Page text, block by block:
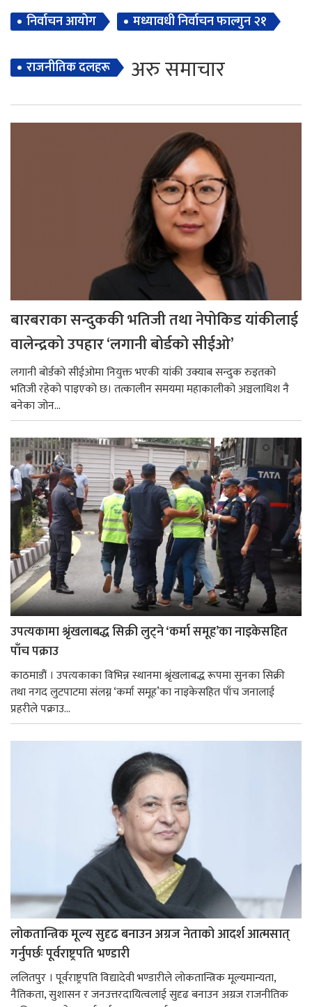
निर्वाचन आयोग मध्यावधी निर्वाचन फाल्गुन २१
राजनीतिक दलहरू अरु समाचार
बारबराका सन्दुककी भतिजी तथा नेपोकिड यांकीलाई
वालेन्द्रको उपहार ‘लगानी बोर्डको सीईओ’
लगानी बोर्डको सीईओमा नियुक्त भएकी यांकी उक्याब सन्दुक रुइतको
भतिजी रहेको पाइएको छ। तत्कालीन समयमा महाकालीको अञ्चलाधिश नै
बनेका जोन...
उपत्यकामा श्रृंखलाबद्ध सिक्री लुट्ने ‘कर्मा समूह’का नाइकेसहित
पाँच पक्राउ
काठमाडौं । उपत्यकाका विभिन्न स्थानमा श्रृंखलाबद्ध रूपमा सुनका सिक्री
तथा नगद लुटपाटमा संलग्न ‘कर्मा समूह’का नाइकेसहित पाँच जनालाई
प्रहरीले पक्राउ...
लोकतान्त्रिक मूल्य सुदृढ बनाउन अग्रज नेताको आदर्श आत्मसात्
गर्नुपर्छः पूर्वराष्ट्रपति भण्डारी
ललितपुर । पूर्वराष्ट्रपति विद्यादेवी भण्डारीले लोकतान्त्रिक मूल्यमान्यता,
नैतिकता, सुशासन र जनउत्तरदायित्वलाई सुदृढ बनाउन अग्रज राजनीतिक